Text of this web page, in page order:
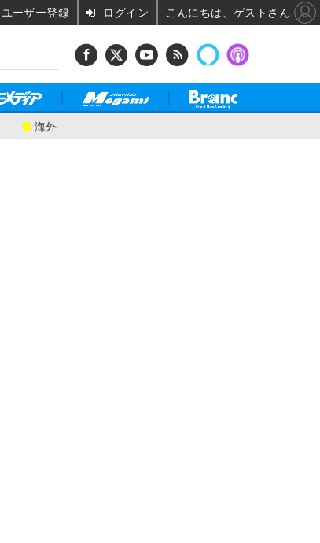
海外
ユーザー登録 ログイン こんにちは、ゲストさん